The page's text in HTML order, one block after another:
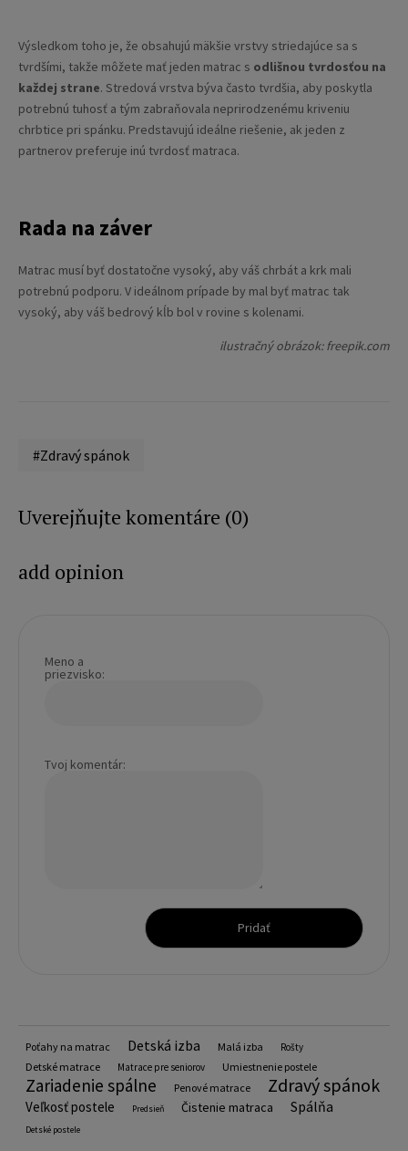
Výsledkom toho je, že obsahujú mäkšie vrstvy striedajúce sa s
tvrdšími, takže môžete mať jeden matrac s odlišnou tvrdosťou na
každej strane. Stredová vrstva býva často tvrdšia, aby poskytla
potrebnú tuhosť a tým zabraňovala neprirodzenému kriveniu
chrbtice pri spánku. Predstavujú ideálne riešenie, ak jeden z
partnerov preferuje inú tvrdosť matraca.
Rada na záver
Matrac musí byť dostatočne vysoký, aby váš chrbát a krk mali
potrebnú podporu. V ideálnom prípade by mal byť matrac tak
vysoký, aby váš bedrový kĺb bol v rovine s kolenami.
ilustračný obrázok: freepik.com
#Zdravý spánok
Uverejňujte komentáre (0)
add opinion
Meno a
priezvisko:
Tvoj komentár:
Pridať
Poťahy na matrac Detská izba Malá izba Rošty
Detské matrace Matrace pre seniorov Umiestnenie postele
Zariadenie spálne Penové matrace Zdravý spánok
Veľkosť postele Predsieň Čistenie matraca Spálňa
Detské postele